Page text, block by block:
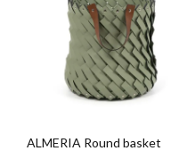
ALMERIA Round basket